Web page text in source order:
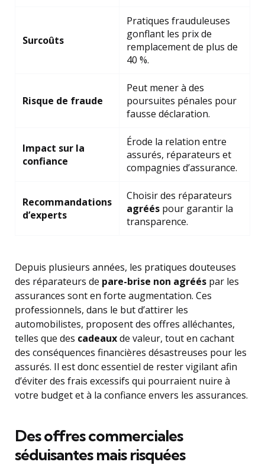
Surcoûts
Pratiques frauduleuses
gonflant les prix de
remplacement de plus de
40 %.
Risque de fraude
Peut mener à des
poursuites pénales pour
fausse déclaration.
Impact sur la
confiance
Érode la relation entre
assurés, réparateurs et
compagnies d’assurance.
Recommandations
d’experts
Choisir des réparateurs
agréés pour garantir la
transparence.
Depuis plusieurs années, les pratiques douteuses
des réparateurs de pare-brise non agréés par les
assurances sont en forte augmentation. Ces
professionnels, dans le but d’attirer les
automobilistes, proposent des offres alléchantes,
telles que des cadeauxde valeur, tout en cachant
des conséquences financières désastreuses pour les
assurés. Il est donc essentiel de rester vigilant afin
d’éviter des frais excessifs qui pourraient nuire à
votre budget et à la confiance envers les assurances.
Des offres commerciales
séduisantes mais risquées